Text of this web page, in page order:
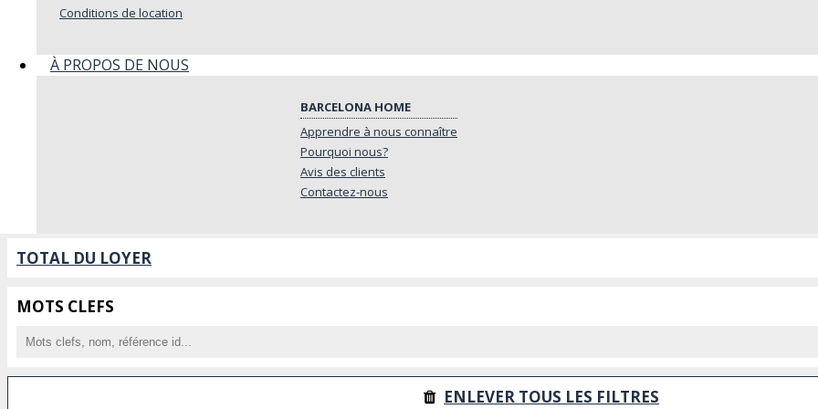
Conditions de location
À PROPOS DE NOUS
BARCELONA HOME
Apprendre à nous connaître
Pourquoi nous?
Avis des clients
Contactez-nous
FILTRES DE RECHERCHE
TYPE
TOTAL DU LOYER
MOTS CLEFS
ENLEVER TOUS LES FILTRES